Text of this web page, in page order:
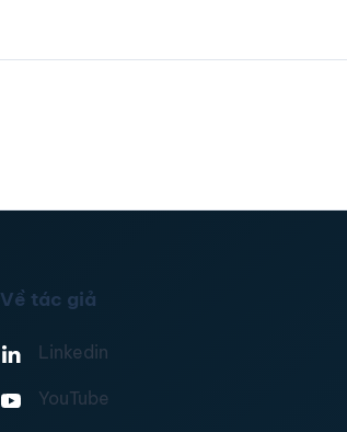
Về tác giả
Linkedin
YouTube